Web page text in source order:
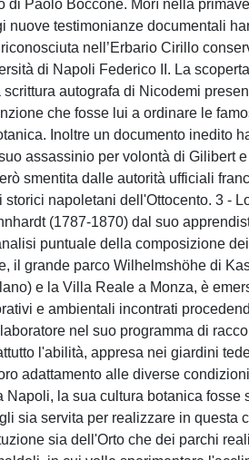
di Paolo Boccone. Morì nella
nuove testimonianze documentali
nell’Erbario Cirillo
di Napoli Federico II. La
autografa di Nicodemi
che fosse lui a ordinare le
Inoltre un documento inedito
assassinio per volontà di Gilibert
smentita dalle autorità ufficiali
napoletani dell'Ottocento. 3 -
(1787-1870) dal suo
puntuale della composizione
il grande parco Wilhelmshöhe di
e la Villa Reale a Monza, è
e ambientali incontrati
nel suo programma di
l'abilità, appresa nei giardini
adattamento alle diverse
Napoli, la sua cultura botanica
sia servita per realizzare in questa
sia dell'Orto che dei parchi